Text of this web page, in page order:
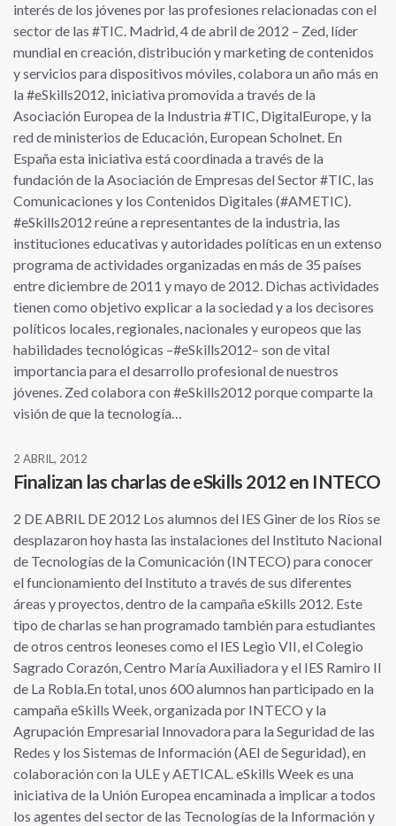
interés de los jóvenes por las profesiones relacionadas con el
sector de las #TIC. Madrid, 4 de abril de 2012 – Zed, líder
mundial en creación, distribución y marketing de contenidos
y servicios para dispositivos móviles, colabora un año más en
la #eSkills2012, iniciativa promovida a través de la
Asociación Europea de la Industria #TIC, DigitalEurope, y la
red de ministerios de Educación, European Scholnet. En
España esta iniciativa está coordinada a través de la
fundación de la Asociación de Empresas del Sector #TIC, las
Comunicaciones y los Contenidos Digitales (#AMETIC).
#eSkills2012 reúne a representantes de la industria, las
instituciones educativas y autoridades políticas en un extenso
programa de actividades organizadas en más de 35 países
entre diciembre de 2011 y mayo de 2012. Dichas actividades
tienen como objetivo explicar a la sociedad y a los decisores
políticos locales, regionales, nacionales y europeos que las
habilidades tecnológicas –#eSkills2012– son de vital
importancia para el desarrollo profesional de nuestros
jóvenes. Zed colabora con #eSkills2012 porque comparte la
visión de que la tecnología…
2 ABRIL, 2012
Finalizan las charlas de eSkills 2012 en INTECO
2 DE ABRIL DE 2012 Los alumnos del IES Giner de los Ríos se
desplazaron hoy hasta las instalaciones del Instituto Nacional
de Tecnologías de la Comunicación (INTECO) para conocer
el funcionamiento del Instituto a través de sus diferentes
áreas y proyectos, dentro de la campaña eSkills 2012. Este
tipo de charlas se han programado también para estudiantes
de otros centros leoneses como el IES Legio VII, el Colegio
Sagrado Corazón, Centro María Auxiliadora y el IES Ramiro II
de La Robla.En total, unos 600 alumnos han participado en la
campaña eSkills Week, organizada por INTECO y la
Agrupación Empresarial Innovadora para la Seguridad de las
Redes y los Sistemas de Información (AEI de Seguridad), en
colaboración con la ULE y AETICAL. eSkills Week es una
iniciativa de la Unión Europea encaminada a implicar a todos
los agentes del sector de las Tecnologías de la Información y